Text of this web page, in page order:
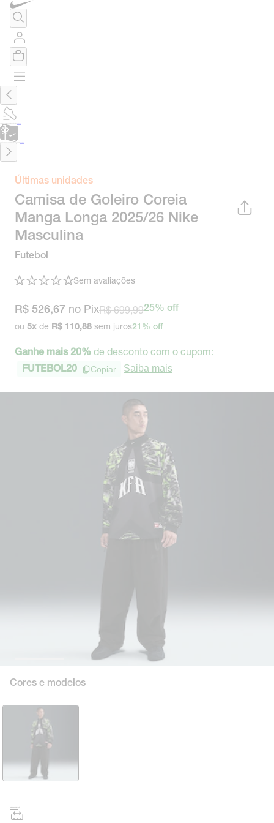
Últimas unidades
Camisa de Goleiro Coreia
Manga Longa 2025/26 Nike
Masculina
Futebol
Sem avaliações
R$ 526,67 no PixR$ 699,9925% off
ou 5x de R$ 110,88 sem juros21% off
Ganhe mais 20% de desconto com o cupom:
FUTEBOL20 Copiar Saiba mais
Cores e modelos